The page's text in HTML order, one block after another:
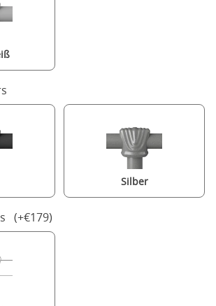
Silber
(+€179)